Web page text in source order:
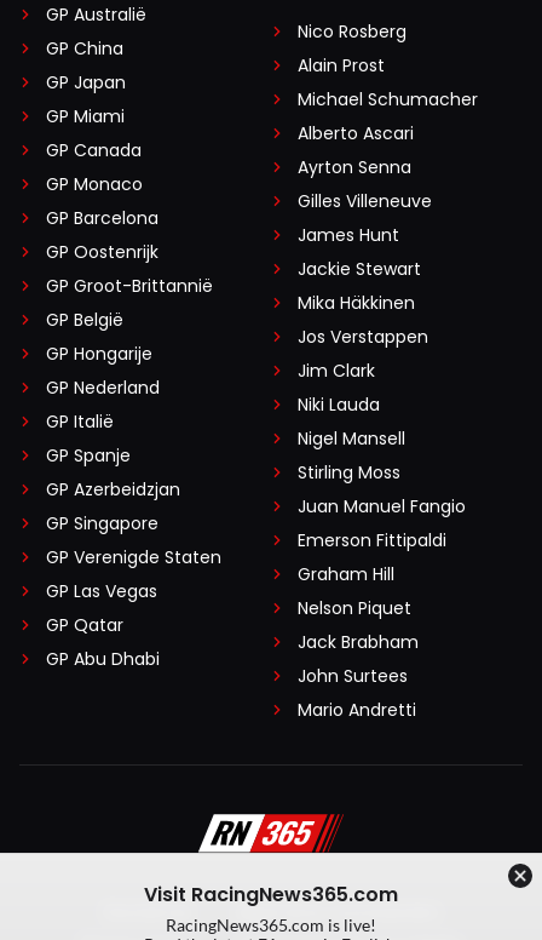
GP Australië
GP China
GP Japan
GP Miami
GP Canada
GP Monaco
GP Barcelona
GP Oostenrijk
GP Groot-Brittannië
GP België
GP Hongarije
GP Nederland
GP Italië
GP Spanje
GP Azerbeidzjan
GP Singapore
GP Verenigde Staten
GP Las Vegas
GP Qatar
GP Abu Dhabi
Nico Rosberg
Alain Prost
Michael Schumacher
Alberto Ascari
Ayrton Senna
Gilles Villeneuve
James Hunt
Jackie Stewart
Mika Häkkinen
Jos Verstappen
Jim Clark
Niki Lauda
Nigel Mansell
Stirling Moss
Juan Manuel Fangio
Emerson Fittipaldi
Graham Hill
Nelson Piquet
Jack Brabham
John Surtees
Mario Andretti
Algemene voorwaarden
Visit RacingNews365.com
RacingNews365.com is live!